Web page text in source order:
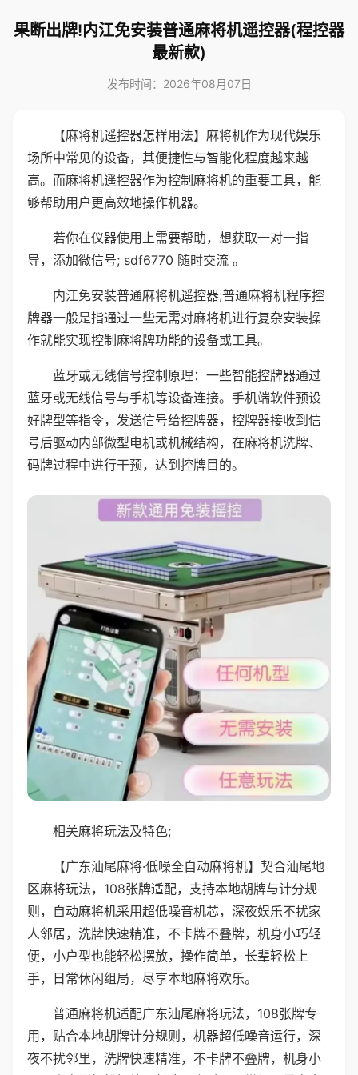
果断出牌!内江免安装普通麻将机遥控器(程控器
最新款)
发布时间：2026年08月07日
【麻将机遥控器怎样用法】麻将机作为现代娱乐
场所中常见的设备，其便捷性与智能化程度越来越
高。而麻将机遥控器作为控制麻将机的重要工具，能
够帮助用户更高效地操作机器。
若你在仪器使用上需要帮助，想获取一对一指
导，添加微信号; sdf6770 随时交流 。
内江免安装普通麻将机遥控器;普通麻将机程序控
牌器一般是指通过一些无需对麻将机进行复杂安装操
作就能实现控制麻将牌功能的设备或工具。
蓝牙或无线信号控制原理：一些智能控牌器通过
蓝牙或无线信号与手机等设备连接。手机端软件预设
好牌型等指令，发送信号给控牌器，控牌器接收到信
号后驱动内部微型电机或机械结构，在麻将机洗牌、
码牌过程中进行干预，达到控牌目的。
相关麻将玩法及特色;
【广东汕尾麻将·低噪全自动麻将机】契合汕尾地
区麻将玩法，108张牌适配，支持本地胡牌与计分规
则，自动麻将机采用超低噪音机芯，深夜娱乐不扰家
人邻居，洗牌快速精准，不卡牌不叠牌，机身小巧轻
便，小户型也能轻松摆放，操作简单，长辈轻松上
手，日常休闲组局，尽享本地麻将欢乐。
普通麻将机适配广东汕尾麻将玩法，108张牌专
用，贴合本地胡牌计分规则，机器超低噪音运行，深
夜不扰邻里，洗牌快速精准，不卡牌不叠牌，机身小